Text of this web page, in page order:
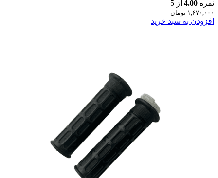
نمره 4.00 از 5
۱,۶۷۰,۰۰۰ تومان
افزودن به سبد خرید